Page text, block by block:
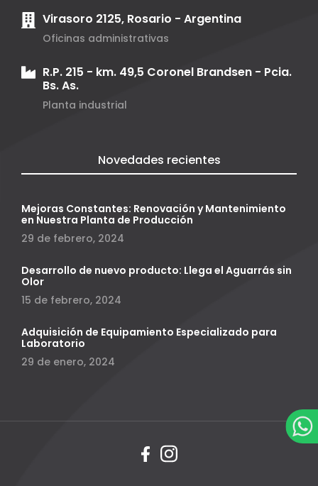
Virasoro 2125, Rosario - Argentina
Oficinas administrativas
R.P. 215 - km. 49,5 Coronel Brandsen - Pcia.
Bs. As.
Planta industrial
Novedades recientes
Mejoras Constantes: Renovación y Mantenimiento
en Nuestra Planta de Producción
29 de febrero, 2024
Desarrollo de nuevo producto: Llega el Aguarrás sin
Olor
15 de febrero, 2024
Adquisición de Equipamiento Especializado para
Laboratorio
29 de enero, 2024